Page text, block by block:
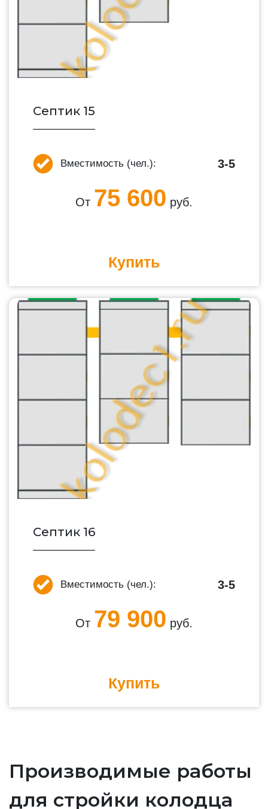
Септик 15
Вместимость (чел.): 3-5
От 75 600 руб.
Купить
Септик 16
Вместимость (чел.): 3-5
От 79 900 руб.
Купить
Производимые работы
для стройки колодца